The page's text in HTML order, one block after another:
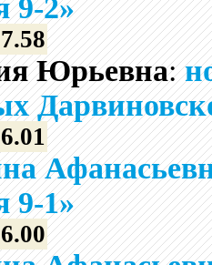
9-2»
Юрьевна:
9-1»